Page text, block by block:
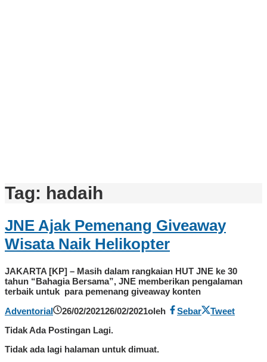
Tag: hadaih
JNE Ajak Pemenang Giveaway
Wisata Naik Helikopter
JAKARTA [KP] – Masih dalam rangkaian HUT JNE ke 30
tahun “Bahagia Bersama”, JNE memberikan pengalaman
terbaik untuk para pemenang giveaway konten
Adventorial
26/02/202126/02/2021oleh Sebar
Tweet
Tidak Ada Postingan Lagi.
Tidak ada lagi halaman untuk dimuat.